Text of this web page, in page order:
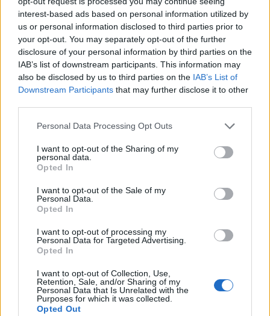
interest-based ads based on personal information utilized by
us or personal information disclosed to third parties prior to
your opt-out. You may separately opt-out of the further
disclosure of your personal information by third parties on the
IAB’s list of downstream participants. This information may
also be disclosed by us to third parties on the IAB’s List of
Downstream Participants that may further disclose it to other
Personal Data Processing Opt Outs
I want to opt-out of the Sharing of my
personal data.
Opted In
I want to opt-out of the Sale of my
Personal Data.
Opted In
I want to opt-out of processing my
Personal Data for Targeted Advertising.
Opted In
I want to opt-out of Collection, Use,
Retention, Sale, and/or Sharing of my
Personal Data that Is Unrelated with the
Purposes for which it was collected.
Opted Out
katsottavissa ilmaiseksi, sillä Ylen TV2 välittää taiston suorana
lähetyksenä. Tämän lisäksi voit katsoa ottelun myös Yle
Areenasta.
Edellinen artikkeli
puolivälierätaisto – näin
Milanon olympialaisten
lopussa rinnalle ja paineli
Kanada – USA klo 15:10 – näin katsot
ottelun ilmaiseksi TV:stä